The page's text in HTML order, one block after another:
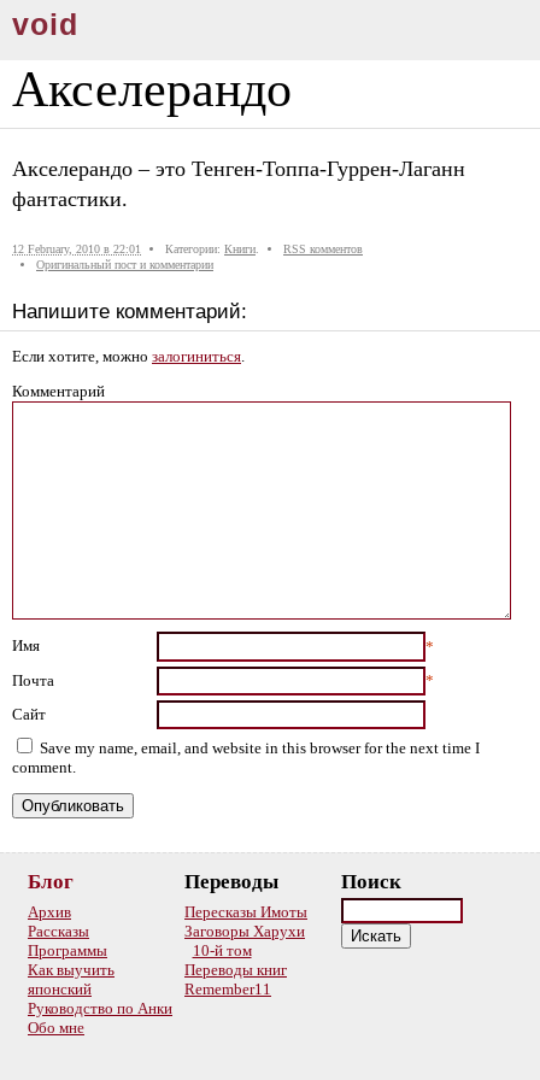
void
Акселерандо
Акселерандо – это Тенген-Топпа-Гуррен-Лаганн
фантастики.
12 February, 2010 в 22:01 Категории: Книги
RSS комментов
Оригинальный пост и комментарии
Напишите комментарий:
Если хотите, можно залогиниться.
Комментарий
Имя
*
Почта
*
Сайт
Save my name, email, and website in this browser for the next time I
comment.
Блог
Архив
Рассказы
Программы
Как выучить
японский
Руководство по Анки
Обо мне
Переводы
Пересказы Имоты
Заговоры Харухи
10-й том
Переводы книг
Remember11
Поиск